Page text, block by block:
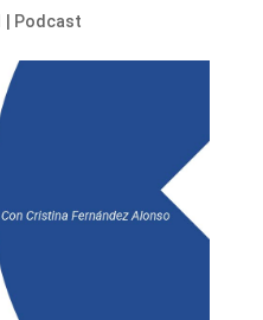
Podcast